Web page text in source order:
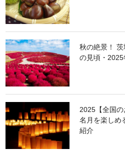
秋の絶景！
の見頃・2025
2025【全国
名月を楽しめ
紹介